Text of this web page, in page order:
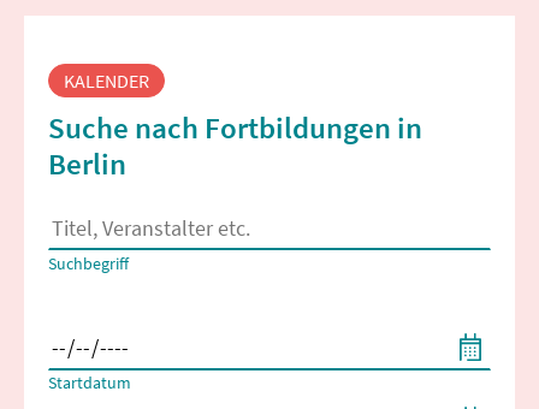
Fortbildungssuche
KALENDER
Suche nach Fortbildungen in
Berlin
Es erscheinen Suchvorschläge, wenn mindestens 2 Zeichen
Suchbegriff
Startdatum